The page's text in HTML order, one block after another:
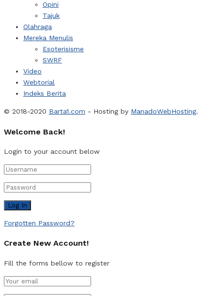
Opini
Tajuk
Olahraga
Mereka Menulis
Esoterisisme
SWRF
Video
Webtorial
Indeks Berita
© 2018-2020 Barta1.com - Hosting by ManadoWebHosting.
Welcome Back!
Login to your account below
Forgotten Password?
Create New Account!
Fill the forms bellow to register